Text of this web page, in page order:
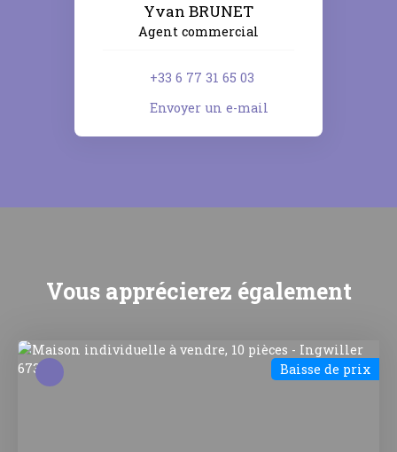
Yvan BRUNET
Agent commercial
+33 6 77 31 65 03
Envoyer un e-mail
Vous apprécierez également
Baisse de prix